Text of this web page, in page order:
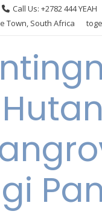
Call Us: +2782 444 YEAH
Town, South Africa
Hutan